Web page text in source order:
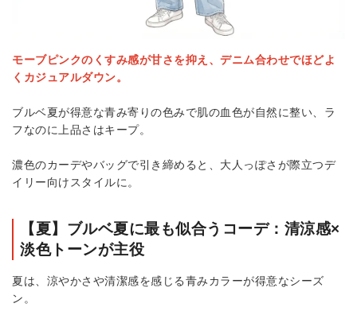
モーブピンクのくすみ感が甘さを抑え、デニム合わせでほどよ
くカジュアルダウン。
ブルベ夏が得意な青み寄りの色みで肌の血色が自然に整い、ラ
フなのに上品さはキープ。
濃色のカーデやバッグで引き締めると、大人っぽさが際立つデ
イリー向けスタイルに。
【夏】ブルベ夏に最も似合うコーデ：清涼感×
淡色トーンが主役
夏は、涼やかさや清潔感を感じる青みカラーが得意なシーズ
ン。